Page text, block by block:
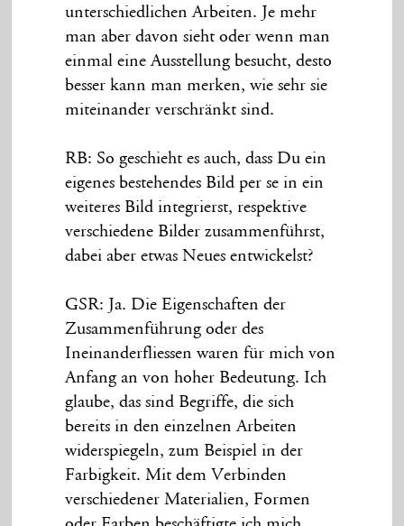
unterschiedlichen Arbeiten. Je mehr
man aber davon sieht oder wenn man
einmal eine Ausstellung besucht, desto
besser kann man merken, wie sehr sie
miteinander verschränkt sind.
RB: So geschieht es auch, dass Du ein
eigenes bestehendes Bild per se in ein
weiteres Bild integrierst, respektive
verschiedene Bilder zusammenführst,
dabei aber etwas Neues entwickelst?
GSR: Ja. Die Eigenschaften der
Zusammenführung oder des
Ineinanderfliessen waren für mich von
Anfang an von hoher Bedeutung. Ich
glaube, das sind Begriffe, die sich
bereits in den einzelnen Arbeiten
widerspiegeln, zum Beispiel in der
Farbigkeit. Mit dem Verbinden
verschiedener Materialien, Formen